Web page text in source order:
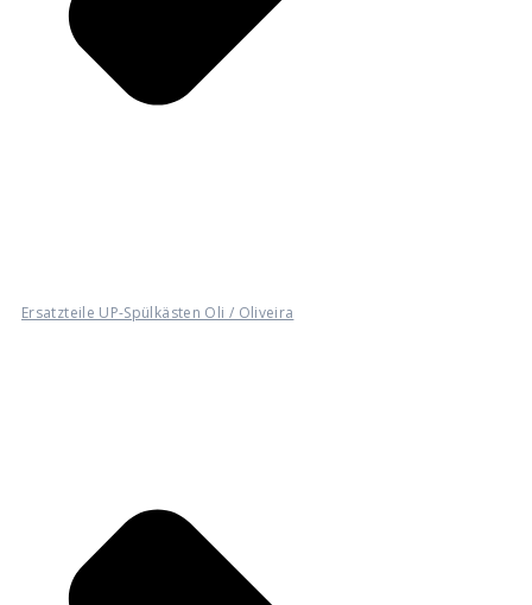
Ersatzteile UP-Spülkästen Oli / Oliveira